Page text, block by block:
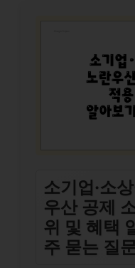
소기업·소
우산 공제
위 및 혜택
주 묻는 질